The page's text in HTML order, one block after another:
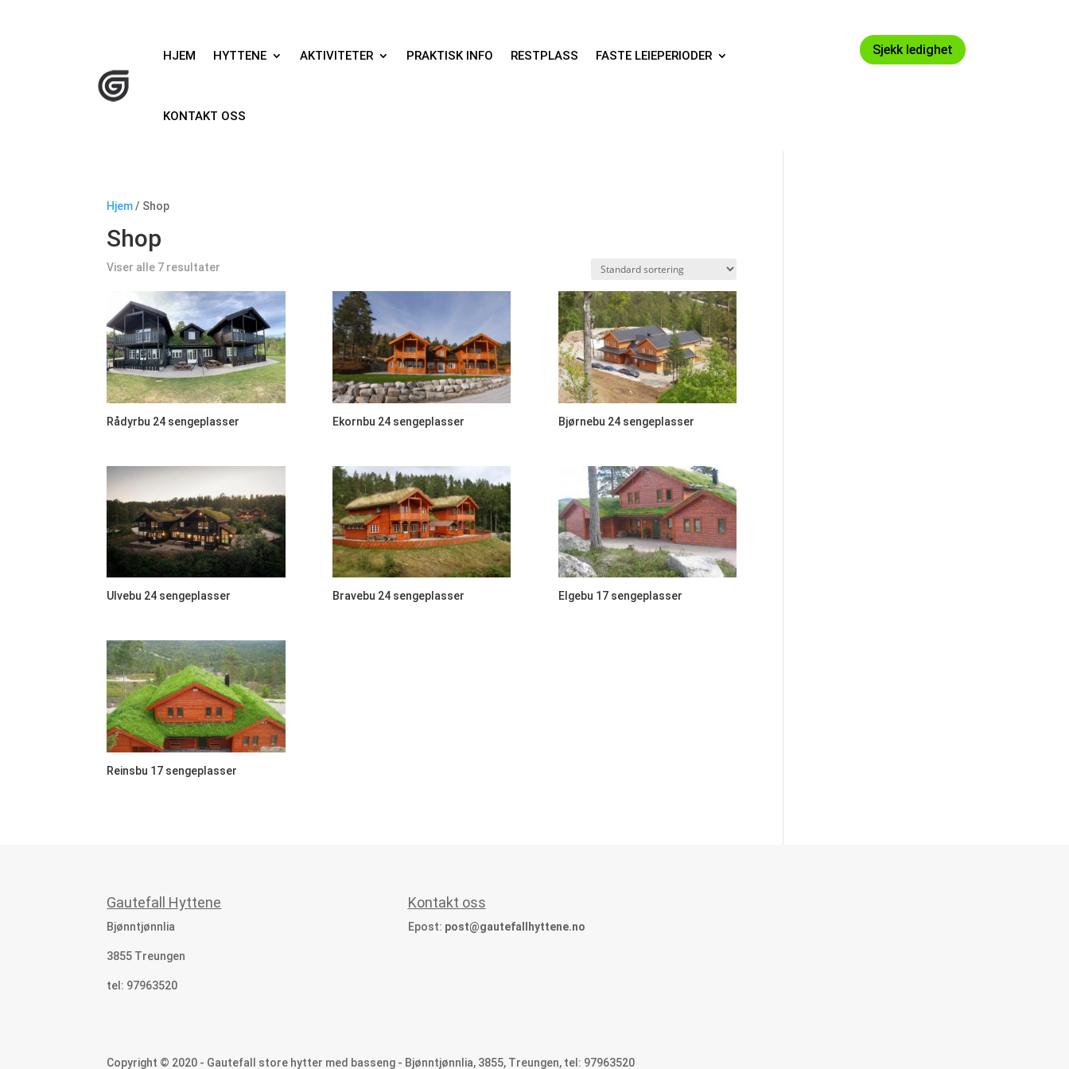
HJEM HYTTENE AKTIVITETER PRAKTISK INFO RESTPLASS FASTE LEIEPERIODER
KONTAKT OSS
Sjekk ledighet
Hjem/ Shop
Shop
Viser alle 7 resultater
Rådyrbu 24 sengeplasser Ekornbu 24 sengeplasser Bjørnebu 24 sengeplasser
Ulvebu 24 sengeplasser Bravebu 24 sengeplasser Elgebu 17 sengeplasser
Reinsbu 17 sengeplasser
Gautefall Hyttene
Bjønntjønnlia
3855 Treungen
tel: 97963520
Kontakt oss
Epost: post@gautefallhyttene.no
Copyright © 2020 - Gautefall store hytter med basseng - Bjønntjønnlia, 3855, Treungen, tel: 97963520